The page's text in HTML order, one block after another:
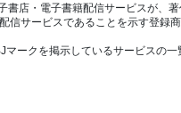
書店・電子書籍配信サービスが、
信サービスであることを示す登録
マークを掲示しているサービスの一